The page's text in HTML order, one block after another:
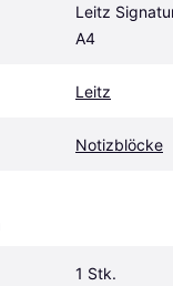
Leitz
A4
Leitz
Notizblöcke
1 Stk.